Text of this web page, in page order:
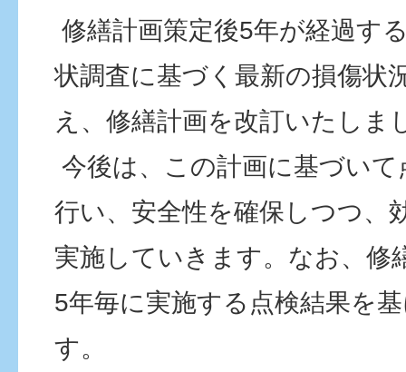
修繕計画策定後5年が経過す
状調査に基づく最新の損傷状
え、修繕計画を改訂いたしま
今後は、この計画に基づい
行い、安全性を確保しつつ、
実施していきます。なお、修
5年毎に実施する点検結果を
す。